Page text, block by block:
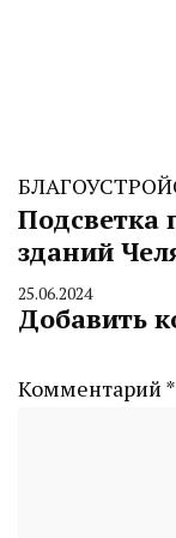
Подсветка
зданий
By
CHELINDUSTRY
25.06.2024
Добавить
Комментарий *